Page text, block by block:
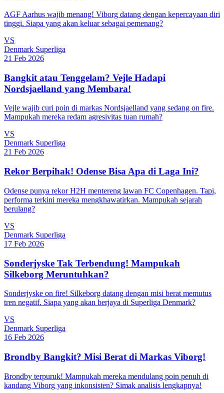
AGF Aarhus wajib menang! Viborg datang dengan kepercayaan diri
tinggi. Siapa yang akan keluar sebagai pemenang?
VS
Denmark Superliga
21 Feb 2026
Bangkit atau Tenggelam? Vejle Hadapi
Nordsjaelland yang Membara!
Vejle wajib curi poin di markas Nordsjaelland yang sedang on fire.
Mampukah mereka redam agresivitas tuan rumah?
VS
Denmark Superliga
21 Feb 2026
Rekor Berpihak! Odense Bisa Apa di Laga Ini?
Odense punya rekor H2H mentereng lawan FC Copenhagen. Tapi,
performa terkini mereka mengkhawatirkan. Mampukah sejarah
berulang?
VS
Denmark Superliga
17 Feb 2026
Sonderjyske Tak Terbendung! Mampukah
Silkeborg Meruntuhkan?
Sonderjyske on fire! Silkeborg datang dengan misi berat memutus
tren negatif. Siapa yang akan berjaya di Superliga Denmark?
VS
Denmark Superliga
16 Feb 2026
Brondby Bangkit? Misi Berat di Markas Viborg!
Brondby terpuruk! Mampukah mereka mendulang poin penuh di
kandang Viborg yang inkonsisten? Simak analisis lengkapnya!